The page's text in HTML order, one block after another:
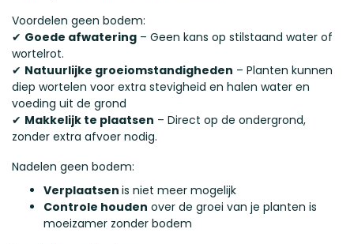
Voordelen geen bodem:
✔ Goede afwatering – Geen kans op stilstaand water of
wortelrot.
✔ Natuurlijke groeiomstandigheden – Planten kunnen
diep wortelen voor extra stevigheid en halen water en
voeding uit de grond
✔ Makkelijk te plaatsen – Direct op de ondergrond,
zonder extra afvoer nodig.
Nadelen geen bodem:
Verplaatsen is niet meer mogelijk
Controle houden over de groei van je planten is
moeizamer zonder bodem